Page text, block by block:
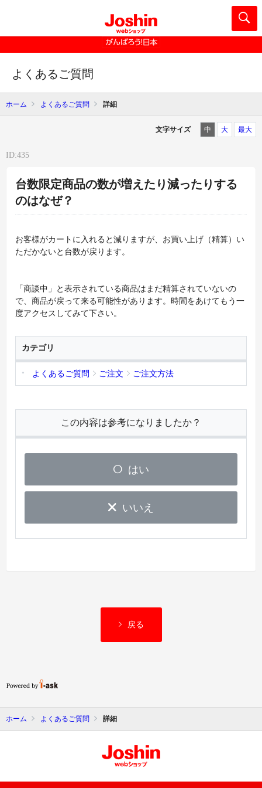
よくあるご質問
ホーム よくあるご質問 詳細
文字サイズ 中 大 最大
ID:435
台数限定商品の数が増えたり減ったりする
のはなぜ？
お客様がカートに入れると減りますが、お買い上げ（精算）い
ただかないと台数が戻ります。
「商談中」と表示されている商品はまだ精算されていないの
で、商品が戻って来る可能性があります。時間をあけてもう一
度アクセスしてみて下さい。
カテゴリ
よくあるご質問 ご注文 ご注文方法
この内容は参考になりましたか？
はい
いいえ
戻る
ホーム よくあるご質問 詳細